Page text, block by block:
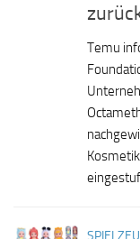
Temu